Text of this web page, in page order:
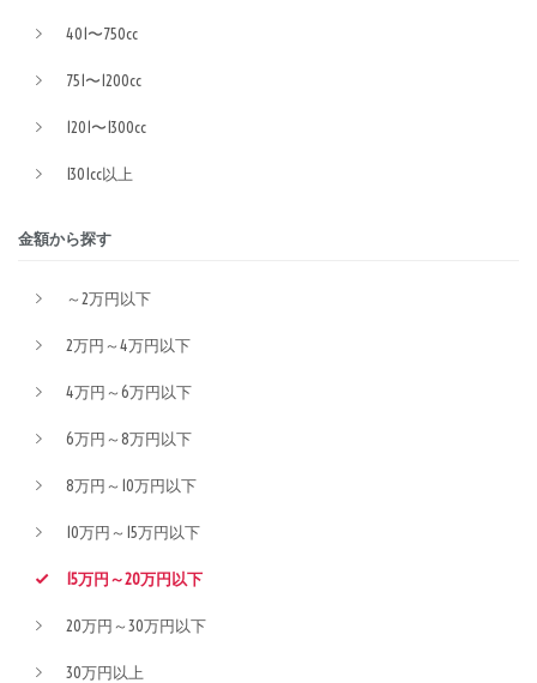
401〜750cc
751〜1200cc
1201〜1300cc
1301cc以上
金額から探す
～2万円以下
2万円～4万円以下
4万円～6万円以下
6万円～8万円以下
8万円～10万円以下
10万円～15万円以下
15万円～20万円以下
20万円～30万円以下
30万円以上